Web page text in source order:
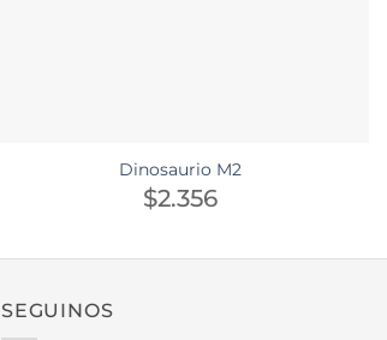
Dinosaurio M2
$2.356
SEGUINOS